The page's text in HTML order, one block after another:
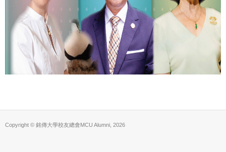
Copyright © 銘傳大學校友總會MCU Alumni, 2026